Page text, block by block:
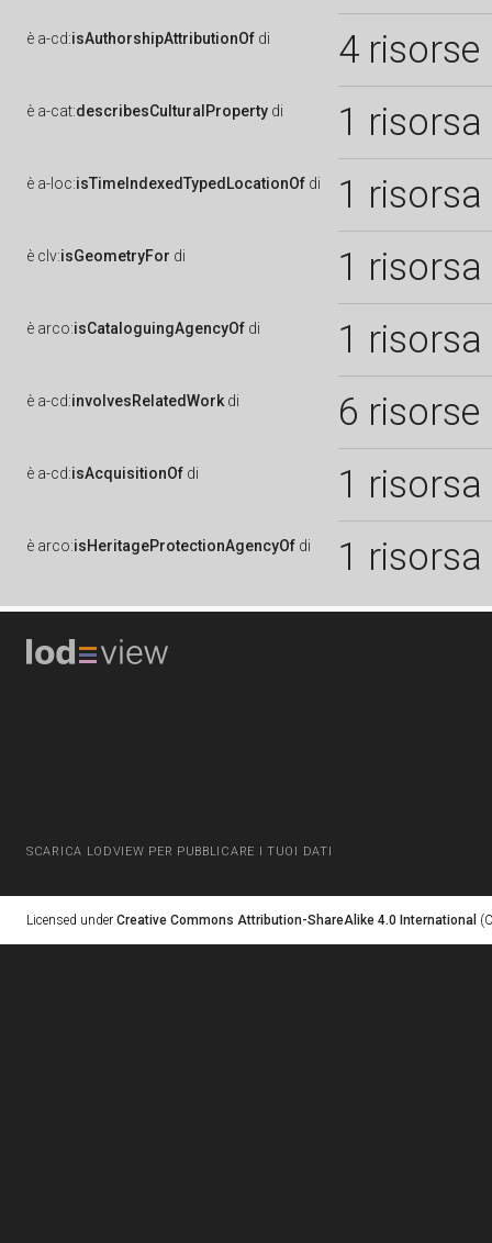
è a-cd:isAuthorshipAttributionOf di 4 risorse
è a-cat:describesCulturalProperty di 1 risorsa
è a-loc:isTimeIndexedTypedLocationOf di 1 risorsa
è clv:isGeometryFor di 1 risorsa
è arco:isCataloguingAgencyOf di 1 risorsa
è a-cd:involvesRelatedWork di 6 risorse
è a-cd:isAcquisitionOf di 1 risorsa
è arco:isHeritageProtectionAgencyOf di 1 risorsa
SCARICA LODVIEW PER PUBBLICARE I TUOI DATI
Licensed under Creative Commons Attribution-ShareAlike 4.0 International